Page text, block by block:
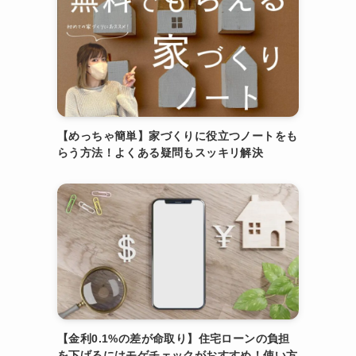
【めっちゃ簡単】家づくりに役立つノートをも
らう方法！よくある疑問もスッキリ解決
【金利0.1%の差が命取り】住宅ローンの負担